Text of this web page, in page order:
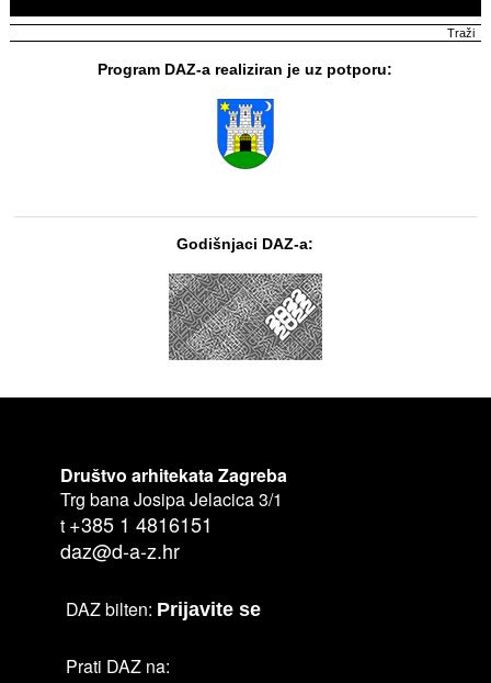
Program DAZ-a realiziran je uz potporu:
Godišnjaci DAZ-a:
Društvo arhitekata Zagreba
Trg bana Josipa Jelacica 3/1
t +385 1 4816151
daz@d-a-z.hr
DAZ bilten: Prijavite se
Prati DAZ na: